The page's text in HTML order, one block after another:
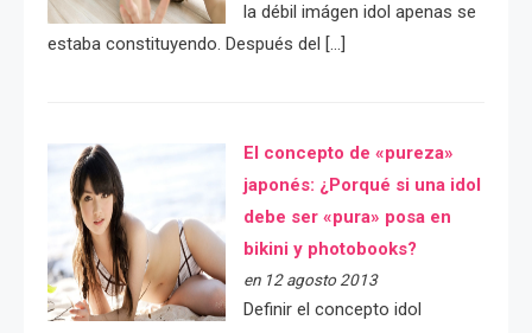
la débil imágen idol apenas se
estaba constituyendo. Después del […]
El concepto de «pureza»
japonés: ¿Porqué si una idol
debe ser «pura» posa en
bikini y photobooks?
en 12 agosto 2013
Definir el concepto idol